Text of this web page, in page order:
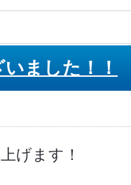
ました！！
げます！